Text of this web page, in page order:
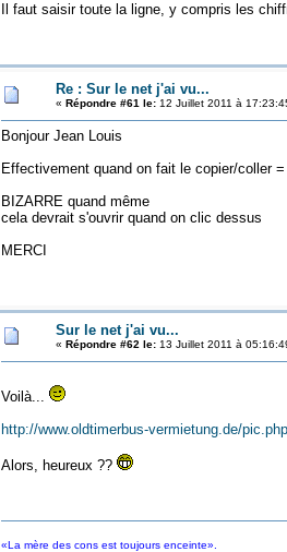
Il faut saisir toute la ligne, y compris les
Re : Sur le net j'ai vu...
« Répondre #61 le:12 Juillet 2011 à
Bonjour Jean Louis
Effectivement quand on fait le copier/coller
BIZARRE quand même
cela devrait s'ouvrir quand on clic dessus
MERCI
Sur le net j'ai vu...
« Répondre #62 le:13 Juillet 2011 à
Voilà...
http://www.oldtimerbus-vermietung.de/
Alors, heureux ??
«La mère des cons est toujours enceinte».